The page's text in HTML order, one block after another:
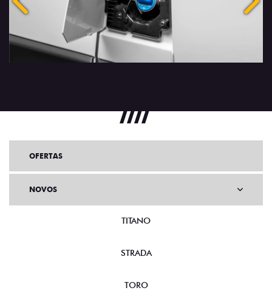
Anterior
OFERTAS
NOVOS
TITANO
STRADA
TORO